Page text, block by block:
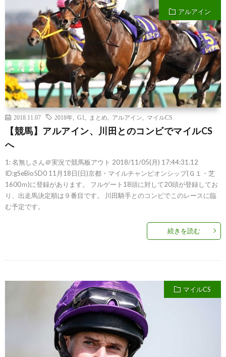
アルアイン
2018.11.07 2018年 G1 まとめ アルアイン マイルCS
【競馬】アルアイン、川田とのコンビでマイルCS
へ
1: 名無しさん＠実況で競馬板アウト 2018/11/05(月) 17:44:31.12
ID:gSeBio5D0 11月18日(日)京都・マイルチャンピオンシップ(Ｇ１・芝
1600ｍ)に登録があります。 フルゲート18頭に対して20頭が登録してお
り、出走馬決定順は９番目です。 川田騎手とのコンビでこのレースに臨
む予定です。
続きを読む
マイルCS